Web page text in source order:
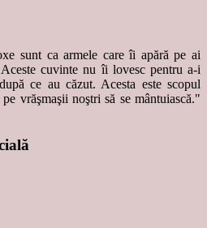
sunt ca armele care îi apără pe ai
cuvinte nu îi lovesc pentru a-i
ce au căzut. Acesta este scopul
vrăşmaşii noştri să se mântuiască."